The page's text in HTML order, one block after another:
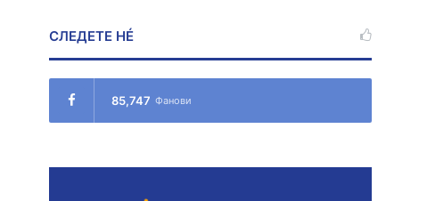
СЛЕДЕТЕ НÉ
85,747 Фанови